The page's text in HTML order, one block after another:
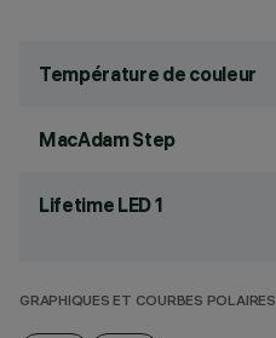
Température de couleur
MacAdam Step
Lifetime LED 1
GRAPHIQUES ET COURBES POLAIRES